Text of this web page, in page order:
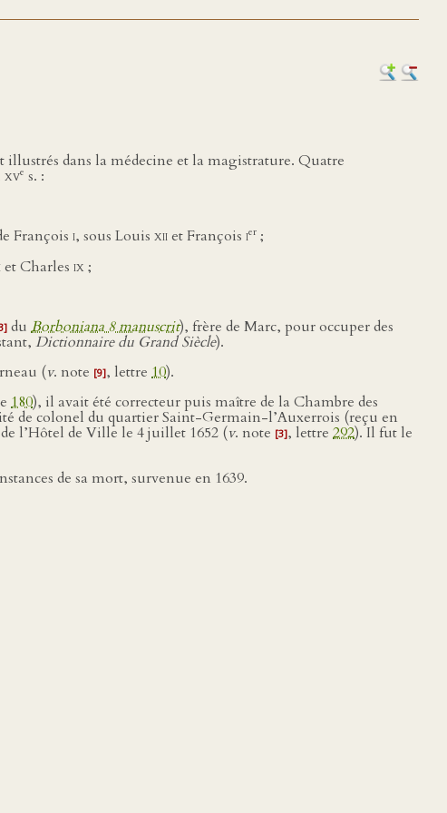
illustrés dans la médecine et la magistrature. Quatre
xve s. :
François i, sous Louis xiiet François ier ;
et Charles ix ;
du Borboniana 8 manuscrit), frère de Marc, pour occuper des
Dictionnaire du Grand Siècle).
(v. note [9], lettre 10).
180), il avait été correcteur puis maître de la Chambre des
de colonel du quartier Saint-Germain-l’Auxerrois (reçu en
l’Hôtel de Ville le 4 juillet 1652 (v. note [3], lettre 292). Il fut le
de sa mort, survenue en 1639.